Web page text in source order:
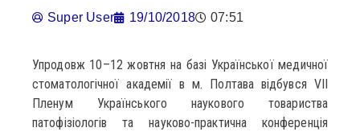
Super User 19/10/2018 07:51
Упродовж 10–12 жовтня на базі Української медичної
стоматологічної академії в м. Полтава відбувся VII
Пленум Українського наукового товариства
патофізіологів та науково-практична конференція